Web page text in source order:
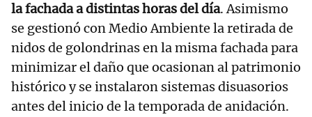
la fachada a distintas horas del día. Asimismo
se gestionó con Medio Ambiente la retirada de
nidos de golondrinas en la misma fachada para
minimizar el daño que ocasionan al patrimonio
histórico y se instalaron sistemas disuasorios
antes del inicio de la temporada de anidación.